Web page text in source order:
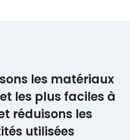
les matériaux
les plus faciles à
réduisons les
utilisées